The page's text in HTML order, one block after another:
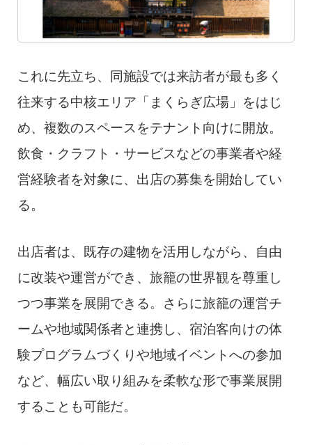
これに先立ち、同施設では来訪者が最も多く
往来する中核エリア「まくらぎ広場」をはじ
め、複数のスペースをテナント向けに開放。
飲食・クラフト・サービスなどの事業者や経
営経験者を対象に、出店の募集を開始してい
る。
出店者は、既存の建物を活用しながら、自由
に改装や運営ができ、旅籠の世界観を尊重し
つつ事業を展開できる。さらに旅籠の運営チ
ームや地域関係者と連携し、宿泊客向けの体
験プログラムづくりや地域イベントへの参加
など、幅広い取り組みを柔軟な形で事業展開
することも可能だ。